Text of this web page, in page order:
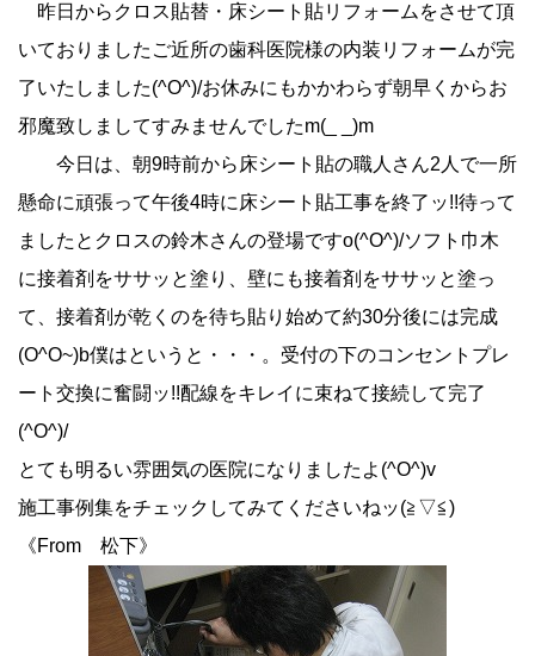
昨日からクロス貼替・床シート貼リフォームをさせて頂
いておりましたご近所の歯科医院様の内装リフォームが完
了いたしました(^O^)/お休みにもかかわらず朝早くからお
邪魔致しましてすみませんでしたm(_ _)m
今日は、朝9時前から床シート貼の職人さん2人で一所
懸命に頑張って午後4時に床シート貼工事を終了ッ!!待って
ましたとクロスの鈴木さんの登場ですo(^O^)/ソフト巾木
に接着剤をササッと塗り、壁にも接着剤をササッと塗っ
て、接着剤が乾くのを待ち貼り始めて約30分後には完成
(O^O~)b僕はというと・・・。受付の下のコンセントプレ
ート交換に奮闘ッ!!配線をキレイに束ねて接続して完了
(^O^)/
とても明るい雰囲気の医院になりましたよ(^O^)v
施工事例集をチェックしてみてくださいねッ(≧▽≦)
《From 松下》